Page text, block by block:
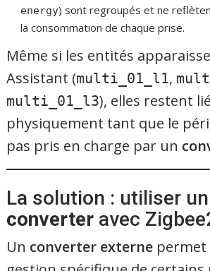
energy) sont regroupés et ne
la consommation de chaque prise.
Même si les entités
Assistant (multi_01_l1,
multi_01_l3), elles restent
physiquement tant que le
pas pris en charge par un
La solution : utiliser un
converter avec
Un converter externe permet